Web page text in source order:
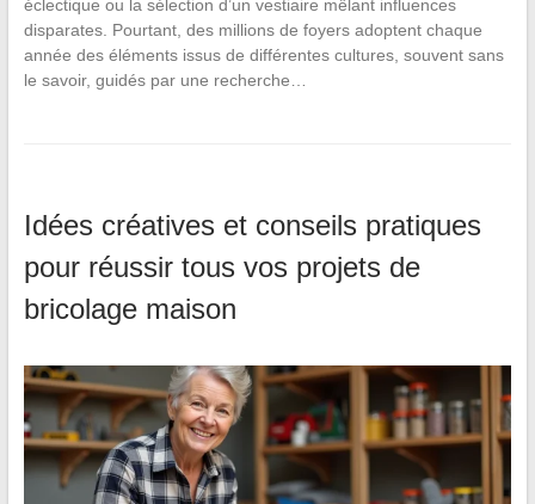
éclectique ou la sélection d’un vestiaire mêlant influences
disparates. Pourtant, des millions de foyers adoptent chaque
année des éléments issus de différentes cultures, souvent sans
le savoir, guidés par une recherche…
Idées créatives et conseils pratiques
pour réussir tous vos projets de
bricolage maison